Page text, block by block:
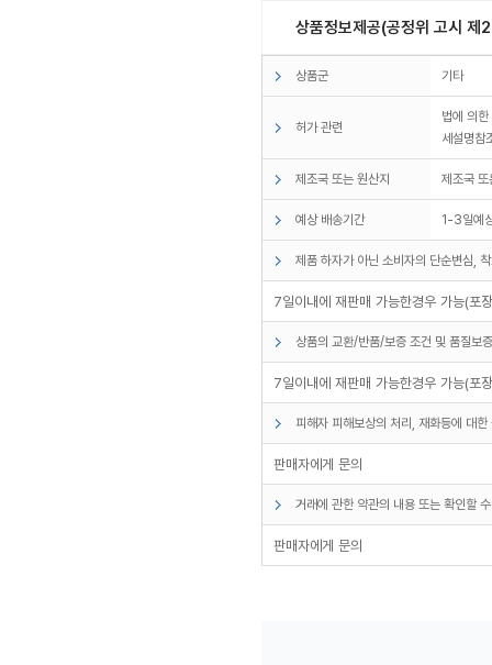
상품정보제공(공정위 고시
상품군 기타
허가 관련
법에 의
세설명참
제조국 또는 원산지 제조국
예상 배송기간 1-3일예
제품 하자가 아닌 소비자의 단순변심,
7일이내에 재판매 가능한경우 가능(포
상품의 교환/반품/보증 조건 및 품질보
7일이내에 재판매 가능한경우 가능(포
피해자 피해보상의 처리, 재화등에 대
판매자에게 문의
거래에 관한 약관의 내용 또는 확인할
판매자에게 문의